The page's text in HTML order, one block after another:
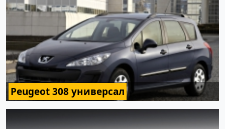
Peugeot 308 универсал